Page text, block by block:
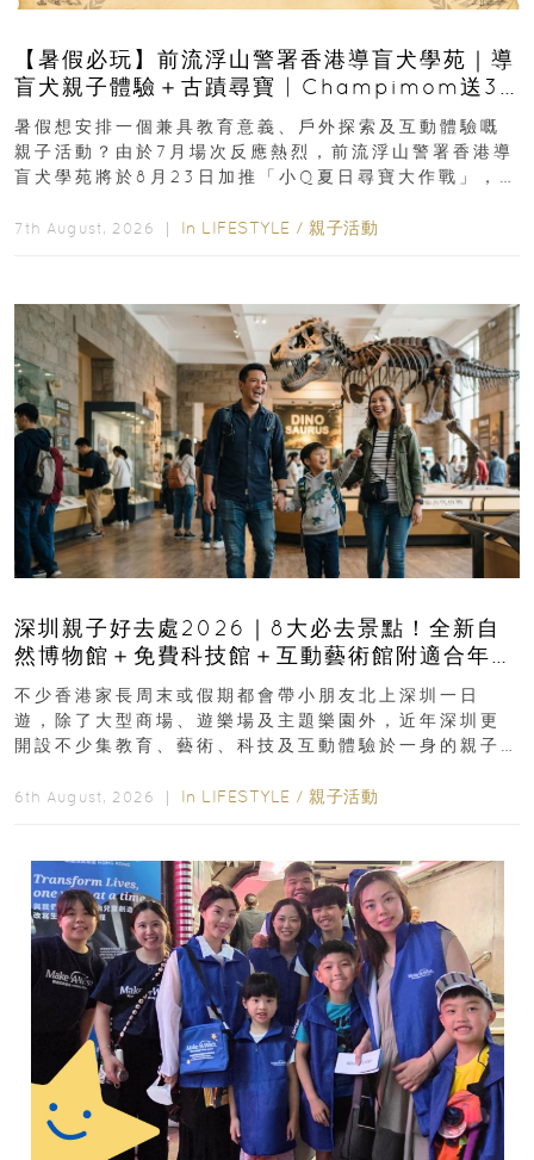
【暑假必玩】前流浮山警署香港導盲犬學苑｜導
盲犬親子體驗＋古蹟尋寶 | Champimom送3
組免費名額
暑假想安排一個兼具教育意義、戶外探索及互動體驗嘅
親子活動？由於7月場次反應熱烈，前流浮山警署香港導
盲犬學苑將於8月23日加推「小Q夏日尋寶大作戰」，家
7th August, 2026 ｜ In LIFESTYLE / 親子活動
深圳親子好去處2026｜8大必去景點！全新自
然博物館＋免費科技館＋互動藝術館附適合年
齡、交通、門票、開放時間
不少香港家長周末或假期都會帶小朋友北上深圳一日
遊，除了大型商場、遊樂場及主題樂園外，近年深圳更
開設不少集教育、藝術、科技及互動體驗於一身的親子
6th August, 2026 ｜ In LIFESTYLE / 親子活動